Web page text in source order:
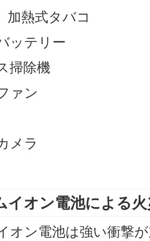
加熱式タバコ
ッテリー
掃除機
ディ
メラ
イオン電池による
オン電池は強い衝撃